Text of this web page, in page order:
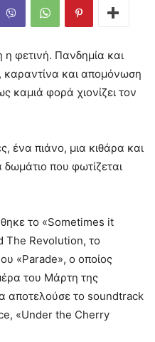
φετινή. Πανδημία και
καραντίνα και απομόνωση
καμιά φορά χιονίζει τον
ένα πιάνο, μια κιθάρα και
δωμάτιο που φωτίζεται
το «Sometimes it
The Revolution, το
«Parade», ο οποίος
του Μάρτη της
αποτελούσε το soundtrack
«Under the Cherry